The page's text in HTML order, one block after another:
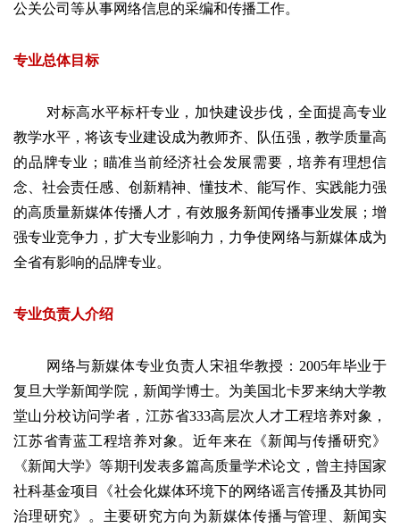
公关公司等从事网络信息的采编和传播工作。
专业总体目标
对标高水平标杆专业，加快建设步伐，全面提高专业
教学水平，将该专业建设成为教师齐、队伍强，教学质量高
的品牌专业；瞄准当前经济社会发展需要，培养有理想信
念、社会责任感、创新精神、懂技术、能写作、实践能力强
的高质量新媒体传播人才，有效服务新闻传播事业发展；增
强专业竞争力，扩大专业影响力，力争使网络与新媒体成为
全省有影响的品牌专业。
专业负责人介绍
网络与新媒体专业负责人宋祖华教授：2005年毕业于
复旦大学新闻学院，新闻学博士。为美国北卡罗来纳大学教
堂山分校访问学者，江苏省333高层次人才工程培养对象，
江苏省青蓝工程培养对象。近年来在《新闻与传播研究》
《新闻大学》等期刊发表多篇高质量学术论文，曾主持国家
社科基金项目《社会化媒体环境下的网络谣言传播及其协同
治理研究》。主要研究方向为新媒体传播与管理、新闻实